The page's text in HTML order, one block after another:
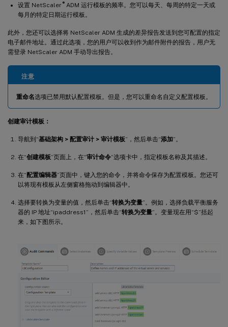
设置 NetScaler ®ADM 运行模板的频率。您可以每天、每周的特定一天或
每月的特定日期运行模板。
此外，您还可以选择将 NetScaler ADM 生成的差异报告发送到您可配置的指定
电子邮件地址。通过此选项，您的用户可以收到作为邮件附件的报告，用户无
需登录 NetScaler ADM 手动导出报告。
注意
重命名选项已禁用默认配置模板。但是，您可以重命名自定义配置模板。
创建审计模板：
导航到“基础架构 > 配置审计 > 审计模板”，然后单击“添加”。
在“创建模板”页面上，在“审计命令”选项卡中，指定模板名称及其描述。
在“配置编辑器”页面中，键入您的命令，并将命令保存为配置模板。您还可
以将现有模板从左侧窗格拖动到编辑器中。
选择要转换为变量的值，然后单击“转换为变量”。例如，选择负载平衡服务
器的 IP 地址“ipaddress1”，然后单击“转换为变量”。变量现在用“$”括起
来，如下图所示。